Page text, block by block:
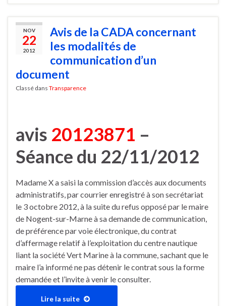
NOV
22
2012
Avis de la CADA concernant
les modalités de
communication d’un
document
Classé dans Transparence
avis 20123871 –
Séance du 22/11/2012
Madame X a saisi la commission d’accès aux documents
administratifs, par courrier enregistré à son secrétariat
le 3 octobre 2012, à la suite du refus opposé par le maire
de Nogent-sur-Marne à sa demande de communication,
de préférence par voie électronique, du contrat
d’affermage relatif à l’exploitation du centre nautique
liant la société Vert Marine à la commune, sachant que le
maire l’a informé ne pas détenir le contrat sous la forme
demandée et l’invite à venir le consulter.
Lire la suite